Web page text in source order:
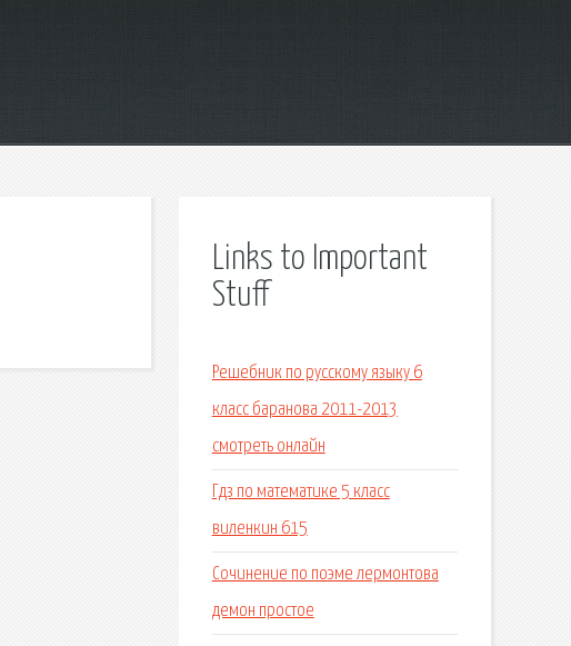
Links to Important
Stuff
Решебник по русскому языку 6
класс баранова 2011-2013
смотреть онлайн
Гдз по математике 5 класс
виленкин 615
Сочинение по поэме лермонтова
демон простое